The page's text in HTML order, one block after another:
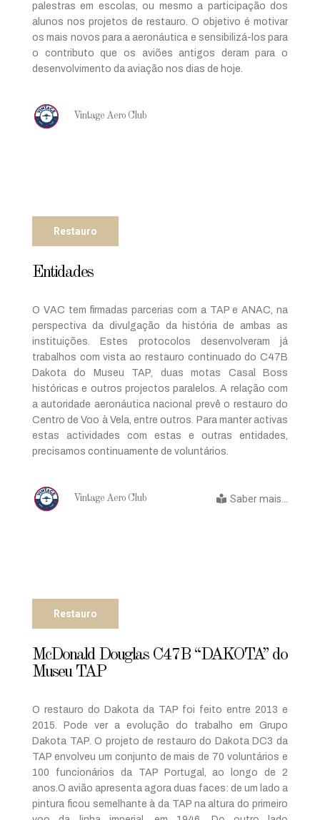
palestras em escolas, ou mesmo a participação dos
alunos nos projetos de restauro. O objetivo é motivar
os mais novos para a aeronáutica e sensibilizá-los para
o contributo que os aviões antigos deram para o
desenvolvimento da aviação nos dias de hoje.
Vintage Aero Club
Restauro
Entidades
O VAC tem firmadas parcerias com a TAP e ANAC, na
perspectiva da divulgação da história de ambas as
instituições. Estes protocolos desenvolveram já
trabalhos com vista ao restauro continuado do C47B
Dakota do Museu TAP, duas motas Casal Boss
históricas e outros projectos paralelos. A relação com
a autoridade aeronáutica nacional prevê o restauro do
Centro de Voo à Vela, entre outros. Para manter activas
estas actividades com estas e outras entidades,
precisamos continuamente de voluntários.
Vintage Aero Club Saber mais...
Restauro
McDonald Douglas C47B “DAKOTA” do
Museu TAP
O restauro do Dakota da TAP foi feito entre 2013 e
2015. Pode ver a evolução do trabalho em Grupo
Dakota TAP. O projeto de restauro do Dakota DC3 da
TAP envolveu um conjunto de mais de 70 voluntários e
100 funcionários da TAP Portugal, ao longo de 2
anos.O avião apresenta agora duas faces: de um lado a
pintura ficou semelhante à da TAP na altura do primeiro